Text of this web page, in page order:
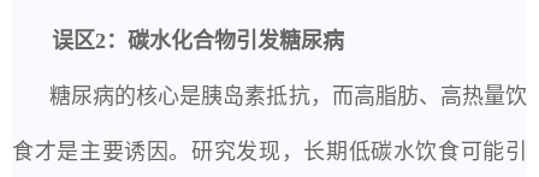
误区2：碳水化合物引发糖尿病
糖尿病的核心是胰岛素抵抗，而高脂肪、高热量饮
食才是主要诱因。研究发现，长期低碳水饮食可能引